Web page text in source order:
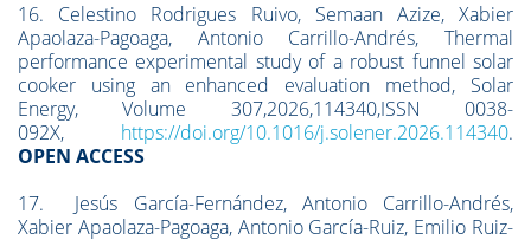
16. Celestino Rodrigues Ruivo, Semaan Azize, Xabier
Apaolaza-Pagoaga, Antonio Carrillo-Andrés, Thermal
performance experimental study of a robust funnel solar
cooker using an enhanced evaluation method, Solar
Energy, Volume 307,2026,114340,ISSN 0038-
092X, https://doi.org/10.1016/j.solener.2026.114340.
OPEN ACCESS
17. Jesús García-Fernández, Antonio Carrillo-Andrés,
Xabier Apaolaza-Pagoaga, Antonio García-Ruiz, Emilio Ruiz-